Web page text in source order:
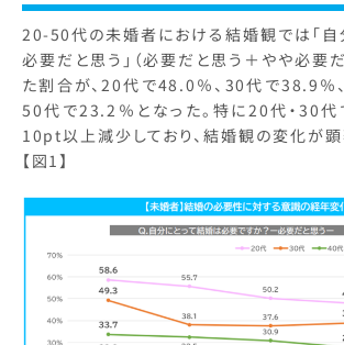
20-50代の未婚者における結婚観では「自
必要だと思う」（必要だと思う＋やや必要
た割合が、20代で48.0％、30代で38.9％
50代で23.2％となった。特に20代・30
10pt以上減少しており、結婚観の変化が顕
【図1】